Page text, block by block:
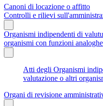
Canoni di locazione o affitto
Controlli e rilievi
Organismi indipendenti di
organismi con funzioni analoghe
Atti degli Organismi
valutazione o altri
Organi di revisione